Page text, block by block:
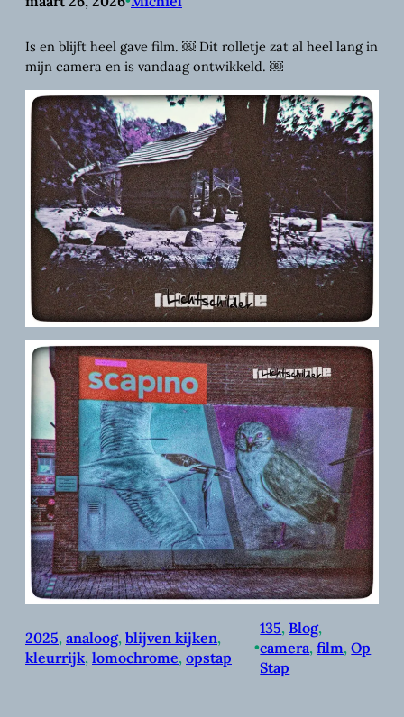
Is en blijft heel gave film. ￼ Dit rolletje zat al heel lang in
mijn camera en is vandaag ontwikkeld. ￼
2025, analoog, blijven kijken
kleurrijk, lomochrome, opstap
•
135, Blog
camera, film, Op
Stap